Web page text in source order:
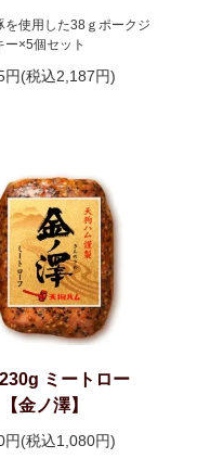
を使用した38ｇポークジ
ー×5個セット
円(税込2,187円)
230g ミートロー
金ノ澤】
円(税込1,080円)